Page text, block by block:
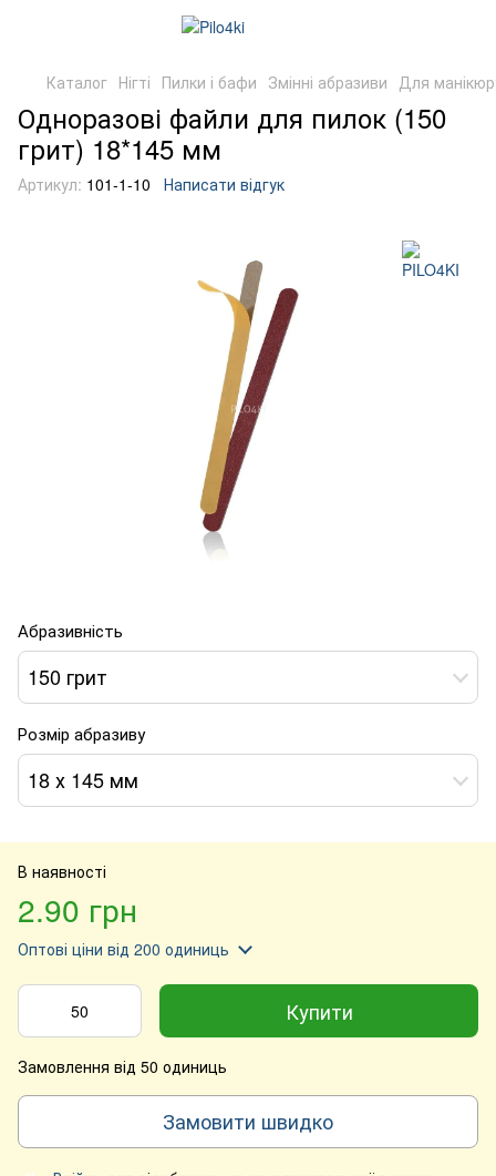
Каталог Нігті Пилки і бафи Змінні абразиви Для
Одноразові файли для пилок (150
грит) 18*145 мм
Артикул: 101-1-10 Написати відгук
Абразивність
150 грит
Розмір абразиву
18 х 145 мм
В наявності
2.90 грн
Оптові ціни від 200 одиниць
Купити
Замовлення від 50 одиниць
Замовити швидко